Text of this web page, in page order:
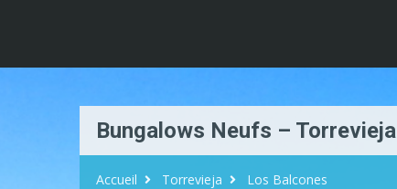
Bungalows Neufs – Torrevieja
Accueil Torrevieja Los Balcones